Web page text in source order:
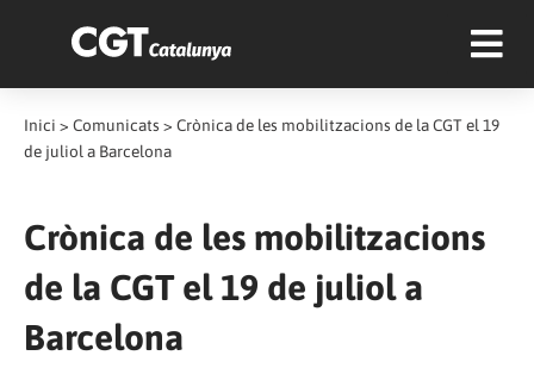
Inici > Comunicats > Crònica de les mobilitzacions de la CGT el 19
de juliol a Barcelona
Crònica de les mobilitzacions
de la CGT el 19 de juliol a
Barcelona